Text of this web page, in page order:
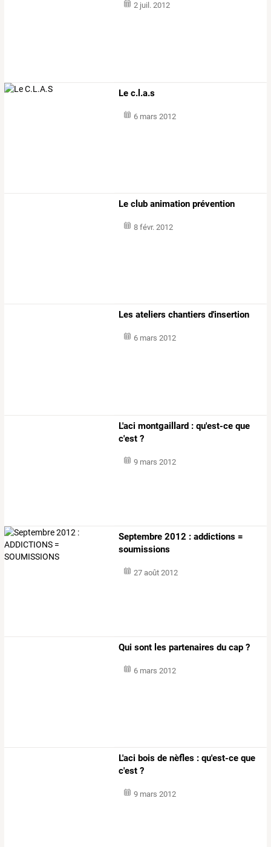
2 juil. 2012
Le c.l.a.s
6 mars 2012
Le club animation prévention
8 févr. 2012
Les ateliers chantiers d'insertion
6 mars 2012
L'aci montgaillard : qu'est-ce que
c'est ?
9 mars 2012
Septembre 2012 : addictions =
soumissions
27 août 2012
Qui sont les partenaires du cap ?
6 mars 2012
L'aci bois de nèfles : qu'est-ce que
c'est ?
9 mars 2012